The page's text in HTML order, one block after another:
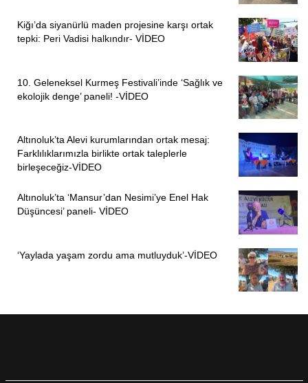
Kiğı’da siyanürlü maden projesine karşı ortak
tepki: Peri Vadisi halkındır- VİDEO
10. Geleneksel Kurmeş Festivali’inde ‘Sağlık ve
ekolojik denge’ paneli! -VİDEO
Altınoluk’ta Alevi kurumlarından ortak mesaj:
Farklılıklarımızla birlikte ortak taleplerle
birleşeceğiz-VİDEO
Altınoluk’ta ‘Mansur’dan Nesimi’ye Enel Hak
Düşüncesi’ paneli- VİDEO
‘Yaylada yaşam zordu ama mutluyduk’-VİDEO